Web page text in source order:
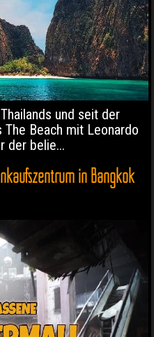
und seit der
Beach mit Leonardo
der belie...
in Bangkok